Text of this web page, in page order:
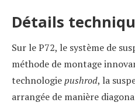
Détails
Sur le P72, le système de
méthode de montage
technologiepushrod, la
arrangée de manière